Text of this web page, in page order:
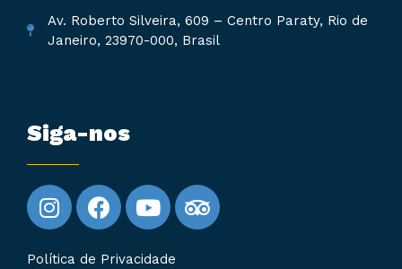
Av. Roberto Silveira, 609 – Centro Paraty, Rio de
Janeiro, 23970-000, Brasil
Siga-nos
Política de Privacidade